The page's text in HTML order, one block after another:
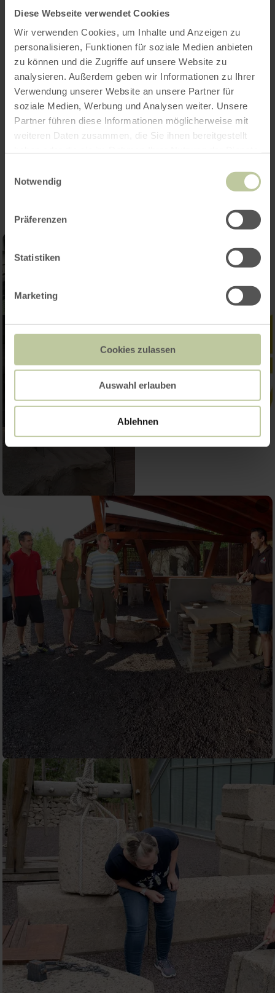
Diese Webseite verwendet Cookies
Wir verwenden Cookies, um Inhalte und Anzeigen zu
personalisieren, Funktionen für soziale Medien anbieten
zu können und die Zugriffe auf unsere Website zu
analysieren. Außerdem geben wir Informationen zu Ihrer
Verwendung unserer Website an unsere Partner für
soziale Medien, Werbung und Analysen weiter. Unsere
Partner führen diese Informationen möglicherweise mit
weiteren Daten zusammen, die Sie ihnen bereitgestellt
Notwendig
Präferenzen
Statistiken
Marketing
Cookies zulassen
Auswahl erlauben
Ablehnen
Plus
d'informations
Heures d'ouverture
Impressions